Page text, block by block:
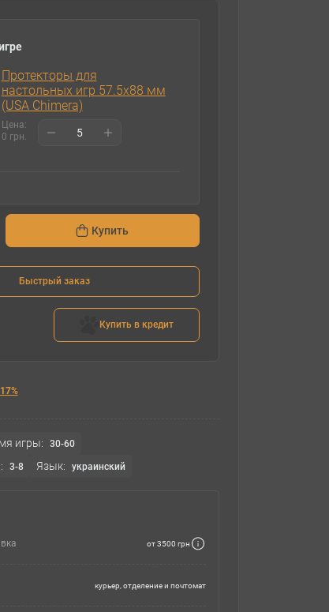
Протекторы для
настольных игр 57.5х88 мм
(USA Chimera)
Цена:
0 грн.
Купить
Быстрый заказ
Купить в кредит
игры: 30-60
3-8 Язык: украинский
от 3500 грн
курьер, отделение и почтомат